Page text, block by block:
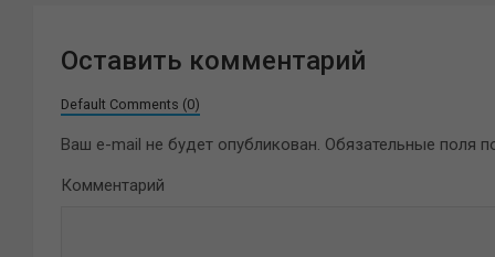
Оставить комментарий
Default Comments (0)
Ваш e-mail не будет опубликован. Обязательные поля
Комментарий